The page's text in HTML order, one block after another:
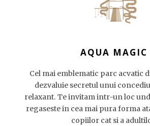
AQUA MAGIC
Cel mai emblematic parc acvatic
dezvaluie secretul unui
relaxant. Te invitam intr-un loc
regaseste in cea mai pura forma
copiilor cat si a